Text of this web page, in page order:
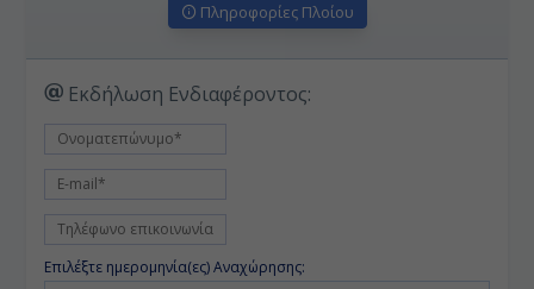
Πληροφορίες Πλοίου
Εκδήλωση Ενδιαφέροντος:
Επιλέξτε ημερομηνία(ες) Αναχώρησης: